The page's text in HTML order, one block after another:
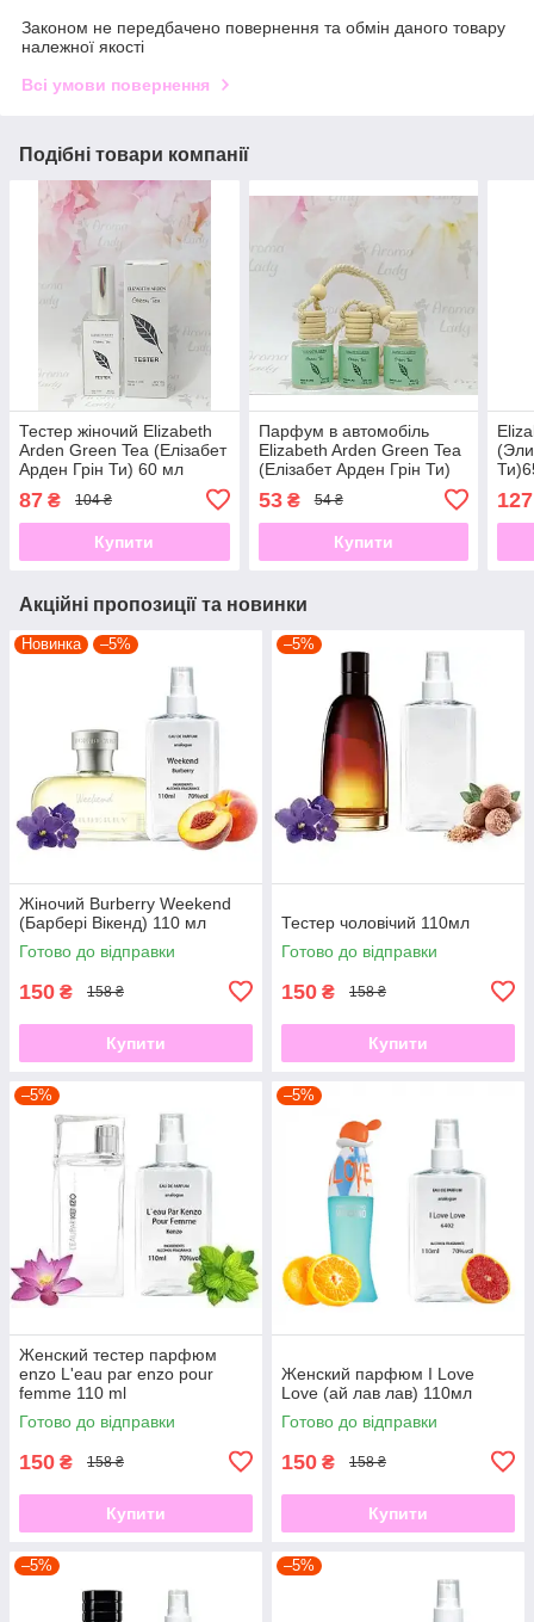
Законом не передбачено повернення та обмін даного товару
належної якості
Всі умови повернення
Подібні товари компанії
Тестер жіночий Elizabeth
Arden Green Tea (Елізабет
Арден Грін Ти) 60 мл
87 ₴ 104 ₴
Купити
Парфум в автомобіль
Elizabeth Arden Green Tea
(Елізабет Арден Грін Ти)
53₴ 54 ₴
Купити
127
Акційні пропозиції та новинки
Новинка –5%
Жіночий Burberry Weekend
(Барбері Вікенд) 110 мл
Готово до відправки
150 ₴ 158 ₴
Купити
–5%
Тестер чоловічий 110мл
Готово до відправки
150 ₴ 158 ₴
Купити
–5%
Женский тестер парфюм
enzo L'eau par enzo pour
femme 110 ml
Готово до відправки
150 ₴ 158 ₴
Купити
–5%
Женский парфюм I Love
Love (ай лав лав) 110мл
Готово до відправки
150 ₴ 158 ₴
Купити
–5% –5%